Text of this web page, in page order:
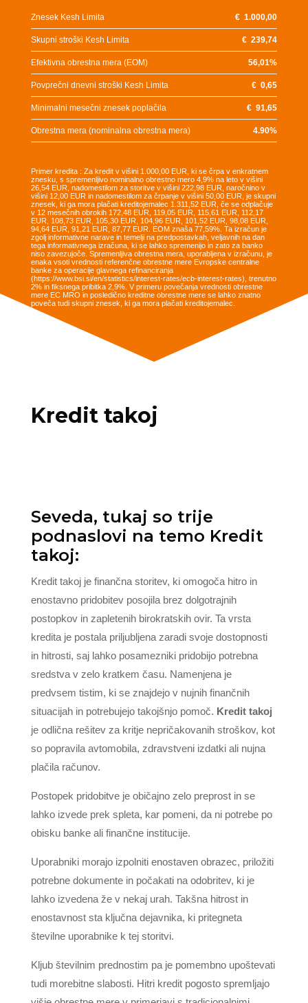
Znesek Kesh Limita €1.000,00
Skupni stroški Kesh Limita €239,74
Efektivna obrestna mera (EOM) 56,01%
Povprečni dnevni stroški Kesh Limita €0,65
Minimalni mesečni znesek poplačila €91,65
Obrestna mera (nominalna obrestna mera) 4.90%
Primer kredita : Za kredit v višini 1.000,00 EUR, ki se črpa v enkratnem
znesku, s spremenljivo nominalno obrestno mero 4,9% na leto v višini
26,54 EUR, nadomestilom za storitve v višini 222,98 EUR, naročnino v
višini 12,00 EUR in nadomestilom za črpanje v višini 50,00 EUR, je skupni
znesek, ki ga mora plačati kreditojemalec 1.311,52 EUR, če se odplačuje
v 12 mesečnih obrokih 172,48 EUR, 119,05 EUR, 115,61 EUR, 112,17
EUR, 108,73 EUR, 105,30 EUR, 104,96 EUR, 101,52 EUR, 98,08 EUR,
94,64 EUR, 91,21 EUR, 87,77 EUR. EOM znaša 77,59%. Ta izračun je
zgolj informativne narave in temelji na predpostavkah, veljavnih na dan
tega informativnega izračuna, ki se lahko spremenijo in zato za banko
niso zavezujoče. Spremenljiva obrestna mera, uporabljena v izračunu, je
enaka vsoti vrednosti referenčne obrestne mere Evropske centralne
banke za operacije glavnega refinanciranja
(https://www.bsi.si/en/statistics/interest-rates/ecb-interest-rates), trenutno
2% in fiksnega pribitka 2,9%. V primeru povečanja vrednosti obrestne
mere EC MRO in posledično kreditne obrestne mere se lahko znatno
poveča tudi skupni znesek, ki ga mora plačati kreditojemalec.
Kredit takoj
Seveda, tukaj so trije
podnaslovi na temo Kredit
takoj:
Kredit takoj je finančna storitev, ki omogoča hitro in
enostavno pridobitev posojila brez dolgotrajnih
postopkov in zapletenih birokratskih ovir. Ta vrsta
kredita je postala priljubljena zaradi svoje dostopnosti
in hitrosti, saj lahko posamezniki pridobijo potrebna
sredstva v zelo kratkem času. Namenjena je
predvsem tistim, ki se znajdejo v nujnih finančnih
situacijah in potrebujejo takojšnjo pomoč. Kredit takoj
je odlična rešitev za kritje nepričakovanih stroškov, kot
so popravila avtomobila, zdravstveni izdatki ali nujna
plačila računov.
Postopek pridobitve je običajno zelo preprost in se
lahko izvede prek spleta, kar pomeni, da ni potrebe po
obisku banke ali finančne institucije.
Uporabniki morajo izpolniti enostaven obrazec, priložiti
potrebne dokumente in počakati na odobritev, ki je
lahko izvedena že v nekaj urah. Takšna hitrost in
enostavnost sta ključna dejavnika, ki pritegneta
številne uporabnike k tej storitvi.
Kljub številnim prednostim pa je pomembno upoštevati
tudi morebitne slabosti. Hitri kredit pogosto spremljajo